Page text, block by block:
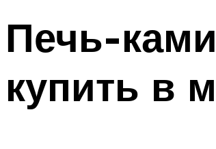
Печь-
купить в